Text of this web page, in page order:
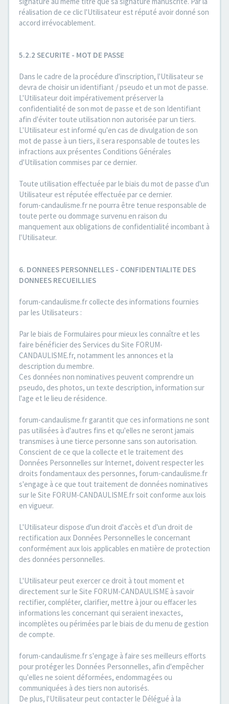
réalisation de ce clic l'Utilisateur est réputé avoir donné son
accord irrévocablement.
5.2.2 SECURITE - MOT DE PASSE
Dans le cadre de la procédure d'inscription, l'Utilisateur se
devra de choisir un identifiant / pseudo et un mot de passe.
L'Utilisateur doit impérativement préserver la
confidentialité de son mot de passe et de son Identifiant
afin d'éviter toute utilisation non autorisée par un tiers.
L'Utilisateur est informé qu'en cas de divulgation de son
mot de passe à un tiers, il sera responsable de toutes les
infractions aux présentes Conditions Générales
d'Utilisation commises par ce dernier.
Toute utilisation effectuée par le biais du mot de passe d'un
Utilisateur est réputée effectuée par ce dernier.
forum-candaulisme.fr ne pourra être tenue responsable de
toute perte ou dommage survenu en raison du
manquement aux obligations de confidentialité incombant à
l'Utilisateur.
6. DONNEES PERSONNELLES - CONFIDENTIALITE DES
DONNEES RECUEILLIES
forum-candaulisme.fr collecte des informations fournies
par les Utilisateurs :
Par le biais de Formulaires pour mieux les connaître et les
faire bénéficier des Services du Site FORUM-
CANDAULISME.fr, notamment les annonces et la
description du membre.
Ces données non nominatives peuvent comprendre un
pseudo, des photos, un texte description, information sur
l'age et le lieu de résidence.
forum-candaulisme.fr garantit que ces informations ne sont
pas utilisées à d'autres fins et qu'elles ne seront jamais
transmises à une tierce personne sans son autorisation.
Conscient de ce que la collecte et le traitement des
Données Personnelles sur Internet, doivent respecter les
droits fondamentaux des personnes, forum-candaulisme.fr
s'engage à ce que tout traitement de données nominatives
sur le Site FORUM-CANDAULISME.fr soit conforme aux lois
en vigueur.
L'Utilisateur dispose d'un droit d'accès et d'un droit de
rectification aux Données Personnelles le concernant
conformément aux lois applicables en matière de protection
des données personnelles.
L'Utilisateur peut exercer ce droit à tout moment et
directement sur le Site FORUM-CANDAULISME à savoir
rectifier, compléter, clarifier, mettre à jour ou effacer les
informations les concernant qui seraient inexactes,
incomplètes ou périmées par le biais de du menu de gestion
de compte.
forum-candaulisme.fr s'engage à faire ses meilleurs efforts
pour protéger les Données Personnelles, afin d'empêcher
qu'elles ne soient déformées, endommagées ou
communiquées à des tiers non autorisés.
De plus, l'Utilisateur peut contacter le Délégué à la